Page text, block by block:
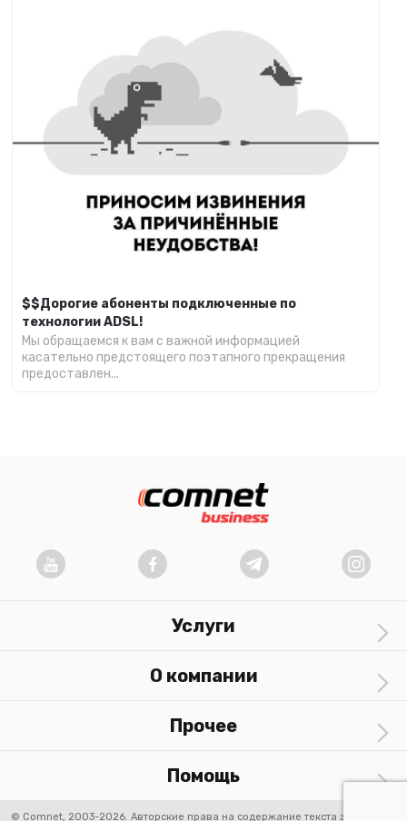
$$Дорогие абоненты подключенные по
технологии ADSL!
Мы обращаемся к вам с важной информацией
касательно предстоящего поэтапного прекращения
предоставлен...
Услуги
О компании
Прочее
Помощь
© Comnet, 2003-2026. Авторские права на содержание текста защищены.